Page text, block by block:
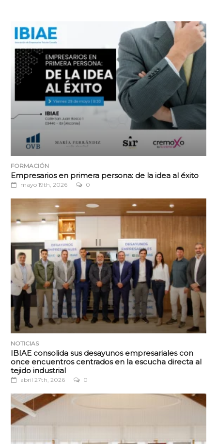
FORMACIÓN
Empresarios en primera persona: de la idea al éxito
mayo 19th, 2026 0
NOTICIAS
IBIAE consolida sus desayunos empresariales con
once encuentros centrados en la escucha directa al
tejido industrial
abril 27th, 2026 0